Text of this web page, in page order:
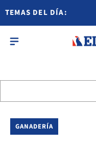
TEMAS DEL DÍA:
GANADERÍA